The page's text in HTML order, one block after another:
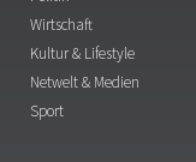
Wirtschaft
Kultur & Lifestyle
Netwelt & Medien
Sport